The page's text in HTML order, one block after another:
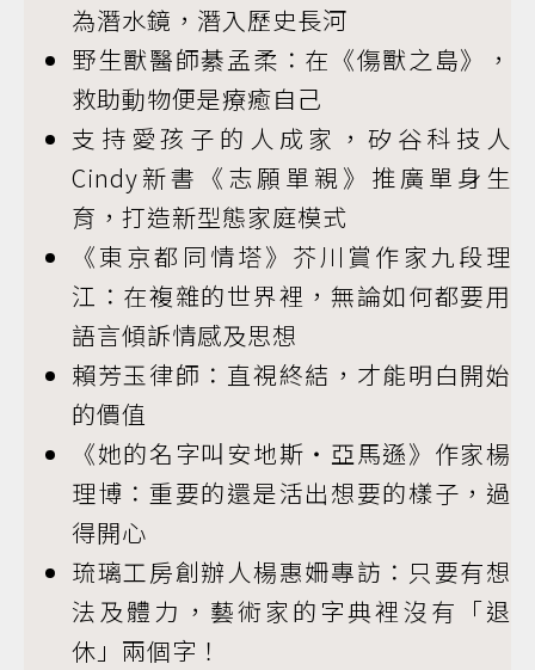
為潛水鏡，潛入歷史長河
野生獸醫師綦孟柔：在《傷獸之島》，
救助動物便是療癒自己
支持愛孩子的人成家，矽谷科技人
Cindy新書《志願單親》推廣單身生
育，打造新型態家庭模式
《東京都同情塔》芥川賞作家九段理
江：在複雜的世界裡，無論如何都要用
語言傾訴情感及思想
賴芳玉律師：直視終結，才能明白開始
的價值
《她的名字叫安地斯・亞馬遜》作家楊
理博：重要的還是活出想要的樣子，過
得開心
琉璃工房創辦人楊惠姍專訪：只要有想
法及體力，藝術家的字典裡沒有「退
休」兩個字！